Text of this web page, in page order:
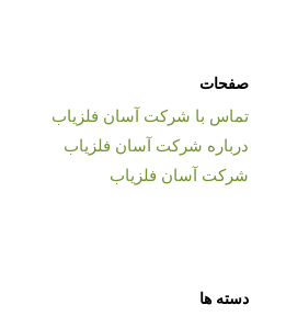
صفحات
تماس با شرکت آسان فلزیاب
درباره شرکت آسان فلزیاب
شرکت آسان فلزیاب
دسته ها